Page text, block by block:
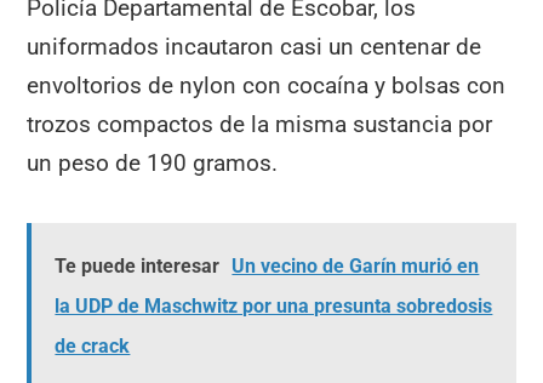
Policía Departamental de Escobar, los
uniformados incautaron casi un centenar de
envoltorios de nylon con cocaína y bolsas con
trozos compactos de la misma sustancia por
un peso de 190 gramos.
Te puede interesar Un vecino de Garín murió en
la UDP de Maschwitz por una presunta sobredosis
de crack